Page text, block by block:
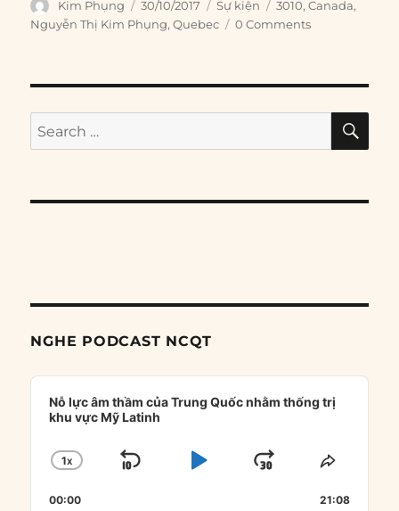
Author
Kim Phụng
Posted
on
30/10/2017 Categories
Sự kiện Tags
3010,Canada,
Nguyễn Thị Kim Phụng,Quebec 0 Comments
Search
for:
NGHE PODCAST NCQT
Audio
Player
Nỗ lực âm thầm của Trung Quốc nhằm thống trị
khu vực Mỹ Latinh
CHANGE
RATE
1X
SKIP
PLAYJUMP
FORWARD
SHARE
00:00 21:08